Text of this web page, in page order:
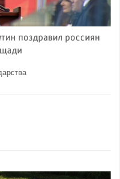
поздравил россиян